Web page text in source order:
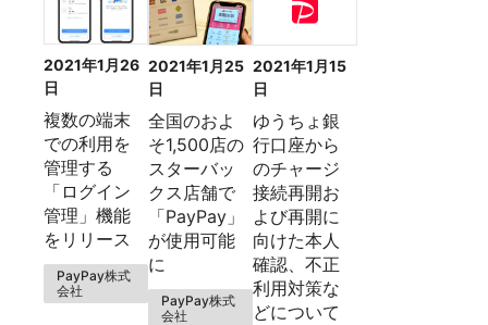
2021年1月26
日
複数の端末
での利用を
管理する
「ログイン
管理」機能
をリリース
PayPay株式
会社
2021年1月25
日
全国のおよ
そ1,500店の
スターバッ
クス店舗で
「PayPay」
が使用可能
に
PayPay株式
会社
2021年1月15
日
ゆうちょ銀
行口座から
のチャージ
接続再開お
よび再開に
向けた本人
確認、不正
利用対策な
どについて